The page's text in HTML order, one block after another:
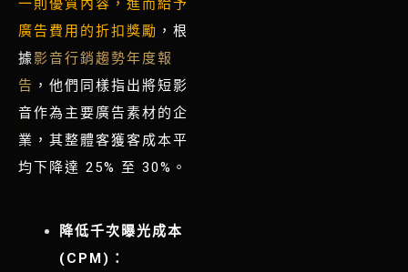
一則優質內容，進而給予
廣告費用的折扣獎勵 ，根
據影音行銷趨勢年度報
告 ，他們同樣指出將短影
音作為主要廣告素材的企
業，其整體客獲客成本平
均下降達 25% 至 30%。
降低千次曝光成本
(CPM)：